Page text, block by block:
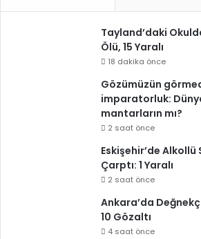
Tayland’daki
Ölü, 15 Yaralı
18 dakika önce
Gözümüzün
imparatorluk:
mantarların mı?
2 saat önce
Eskişehir’de Alkollü
Çarptı: 1 Yaralı
2 saat önce
Ankara’da
10 Gözaltı
4 saat önce